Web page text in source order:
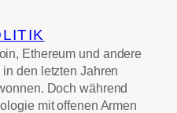
Ethereum und andere
den letzten Jahren
Doch während
mit offenen Armen